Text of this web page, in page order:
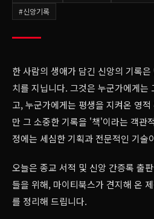
#신앙기록
한 사람의 생애가 담긴 신앙의 기록
치를 지닙니다. 그것은 누군가에게는
고, 누군가에게는 평생을 지켜온 영
만 그 소중한 기록을 '책'이라는 객관
정에는 세심한 기획과 전문적인 기술
오늘은 종교 서적 및 신앙 간증록 출
들을 위해, 마이티북스가 견지해 온
를 정리해 드립니다.